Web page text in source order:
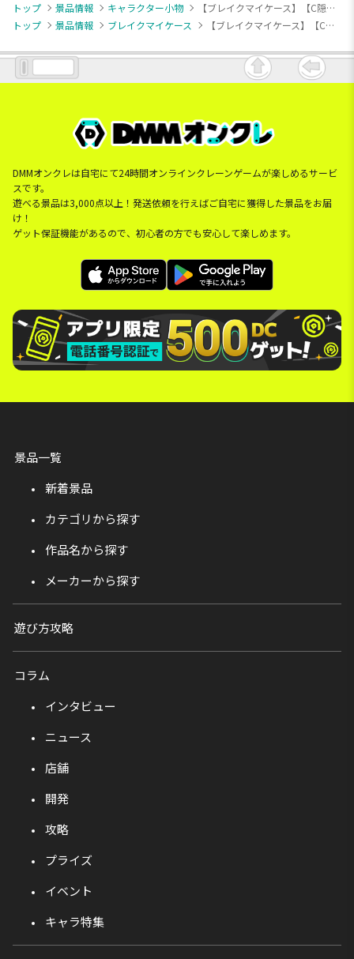
トップ 景品情報 キャラクター小物
【ブレイクマイケース】【C隠岐谷誓】『ブレイクマイケース』 クリアキーチェーン～管理部＆強行部～（EX）
トップ
景品情報 ブレイクマイケース 【ブレイクマイケース】【C隠岐谷誓】『ブレイクマイケース』 クリアキーチェーン～管理部＆強行部～（EX）
DMMオンクレは自宅にて24時間オンラインクレーンゲームが楽しめるサービ
スです。
遊べる景品は3,000点以上！発送依頼を行えばご自宅に獲得した景品をお届
け！
ゲット保証機能があるので、初心者の方でも安心して楽しめます。
景品一覧
新着景品
カテゴリから探す
作品名から探す
メーカーから探す
遊び方攻略
コラム
インタビュー
ニュース
店舗
開発
攻略
プライズ
イベント
キャラ特集